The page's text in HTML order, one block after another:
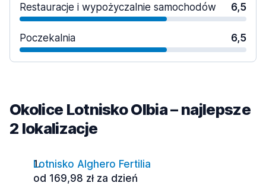
Restauracje i wypożyczalnie samochodów 6,5
Poczekalnia 6,5
Okolice Lotnisko Olbia – najlepsze
2 lokalizacje
Lotnisko Alghero Fertilia
od 169,98 zł za dzień